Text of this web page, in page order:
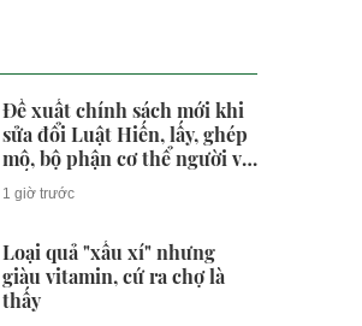
Đề xuất chính sách mới khi
sửa đổi Luật Hiến, lấy, ghép
mô, bộ phận cơ thể người và
hiến xác
1 giờ trước
Loại quả "xấu xí" nhưng
giàu vitamin, cứ ra chợ là
thấy